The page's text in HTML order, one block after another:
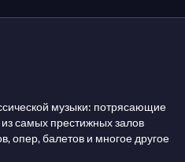
музыки: потрясающие
самых престижных залов
опер, балетов и многое другое